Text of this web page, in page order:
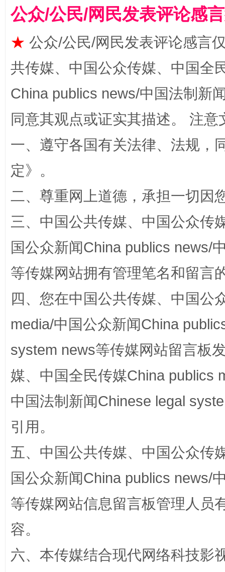
揭批美国五大"原罪" "炒
解纷+调解+退费，一次搞定
站台名比不上好声名
漫山遍野的桃花与雪山、麦地、白藏房 除
公众/公民/网民发表评论感
★ 公众/公民/网民发表评论感言
共传媒、中国公众传媒、中国全
China publics news/中国法制新
同意其观点或证实其描述。 注
一、遵守各国有关法律、法规，
定》。
二、尊重网上道德，承担一切因
三、中国公共传媒、中国公众传
国公众新闻China publics news/
等传媒网站拥有管理笔名和留言
四、您在中国公共传媒、中国公
media/中国公众新闻China
system news等传媒网站留言板
媒、中国全民传媒China publics
中国法制新闻Chinese legal
引用。
五、中国公共传媒、中国公众传
国公众新闻China publics news/
等传媒网站信息留言板管理人员
容。
六、本传媒结合现代网络科技影